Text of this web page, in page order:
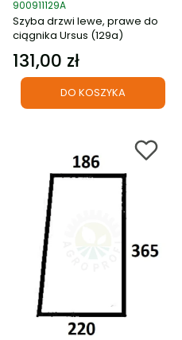
900911129A
Szyba drzwi lewe, prawe do
ciągnika Ursus (129a)
Cena
131,00 zł
DO KOSZYKA